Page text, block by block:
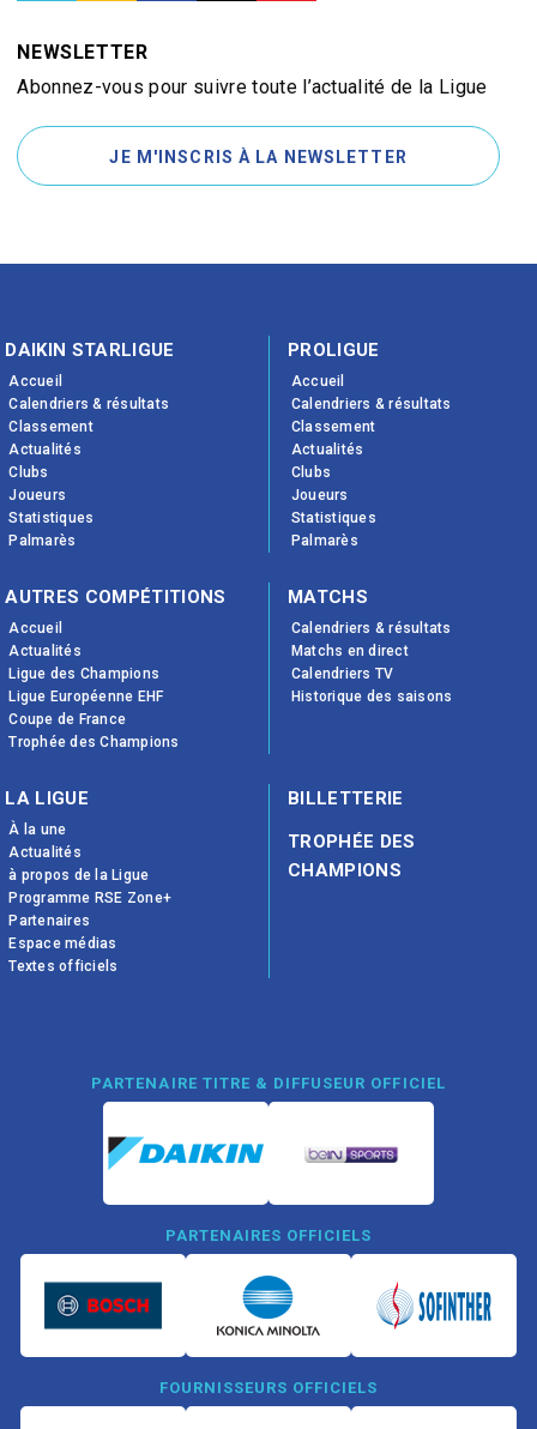
NEWSLETTER
Abonnez-vous pour suivre toute l’actualité de la Ligue
JE M'INSCRIS À LA NEWSLETTER
DAIKIN STARLIGUE
Accueil
Calendriers & résultats
Classement
Actualités
Clubs
Joueurs
Statistiques
Palmarès
PROLIGUE
Accueil
Calendriers & résultats
Classement
Actualités
Clubs
Joueurs
Statistiques
Palmarès
AUTRES COMPÉTITIONS
Accueil
Actualités
Ligue des Champions
Ligue Européenne EHF
Coupe de France
Trophée des Champions
MATCHS
Calendriers & résultats
Matchs en direct
Calendriers TV
Historique des saisons
LA LIGUE
À la une
Actualités
à propos de la Ligue
Programme RSE Zone+
Partenaires
Espace médias
Textes officiels
BILLETTERIE
TROPHÉE DES
CHAMPIONS
PARTENAIRE TITRE & DIFFUSEUR OFFICIEL
PARTENAIRES OFFICIELS
FOURNISSEURS OFFICIELS